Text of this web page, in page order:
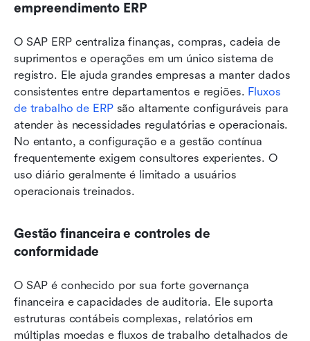
empreendimento ERP
O SAP ERP centraliza finanças, compras, cadeia de
suprimentos e operações em um único sistema de
registro. Ele ajuda grandes empresas a manter dados
consistentes entre departamentos e regiões. Fluxos
de trabalho de ERP são altamente configuráveis para
atender às necessidades regulatórias e operacionais.
No entanto, a configuração e a gestão contínua
frequentemente exigem consultores experientes. O
uso diário geralmente é limitado a usuários
operacionais treinados.
Gestão financeira e controles de
conformidade
O SAP é conhecido por sua forte governança
financeira e capacidades de auditoria. Ele suporta
estruturas contábeis complexas, relatórios em
múltiplas moedas e fluxos de trabalho detalhados de